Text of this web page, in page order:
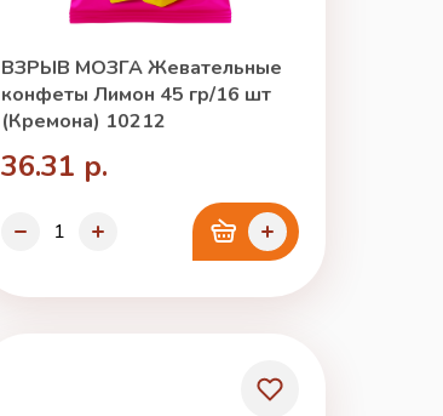
ВЗРЫВ МОЗГА Жевательные
конфеты Лимон 45 гр/16 шт
(Кремона) 10212
36.31 р.